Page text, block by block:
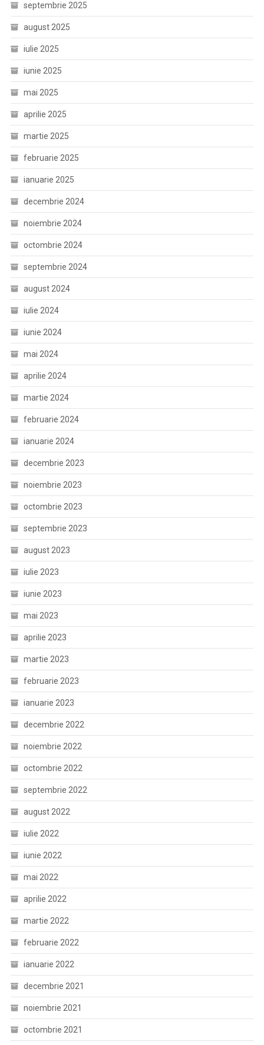
septembrie 2025
august 2025
iulie 2025
iunie 2025
mai 2025
aprilie 2025
martie 2025
februarie 2025
ianuarie 2025
decembrie 2024
noiembrie 2024
octombrie 2024
septembrie 2024
august 2024
iulie 2024
iunie 2024
mai 2024
aprilie 2024
martie 2024
februarie 2024
ianuarie 2024
decembrie 2023
noiembrie 2023
octombrie 2023
septembrie 2023
august 2023
iulie 2023
iunie 2023
mai 2023
aprilie 2023
martie 2023
februarie 2023
ianuarie 2023
decembrie 2022
noiembrie 2022
octombrie 2022
septembrie 2022
august 2022
iulie 2022
iunie 2022
mai 2022
aprilie 2022
martie 2022
februarie 2022
ianuarie 2022
decembrie 2021
noiembrie 2021
octombrie 2021